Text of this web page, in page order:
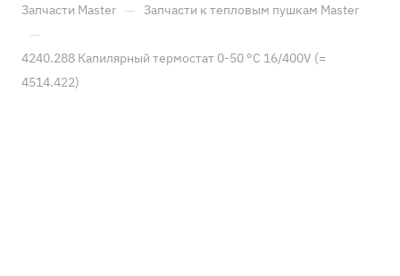
Запчасти Master — Запчасти к тепловым пушкам Master
—
4240.288 Капилярный термостат 0-50 °C 16/400V (=
4514.422)